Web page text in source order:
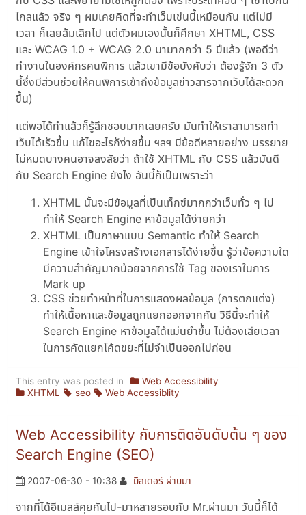
ไกลแล้ว จริง ๆ ผมเคยคิดที่จะทำเว็บเช่นนี้เหมือนกัน แต่ไม่มี
เวลา ก็เลยล้มเลิกไป แต่ตัวผมเองนั้นก็ศึกษา XHTML, CSS
และ WCAG 1.0 + WCAG 2.0 มามากกว่า 5 ปีแล้ว (พอดีว่า
ทำงานในองค์กรคนพิการ แล้วเขามีข้อบังคับว่า ต้องรู้จัก 3 ตัว
นี้ซึ่งมีส่วนช่วยให้คนพิการเข้าถึงข้อมูลข่าวสารจากเว็บได้สะดวก
ขึ้น)
แต่พอได้ทำแล้วก็รู้สึกชอบมากเลยครับ มันทำให้เราสามารถทำ
เว็บได้เร็วขึ้น แก้ไขอะไรก็ง่ายขึ้น ฯลฯ มีข้อดีหลายอย่าง บรรยาย
ไม่หมดบางคนอาจสงสัยว่า ถ้าใช้ XHTML กับ CSS แล้วมันดี
กับ Search Engine ยังไง อันนี้ก็เป็นเพราะว่า
XHTML นั้นจะมีข้อมูลที่เป็นเท็กซ์มากกว่าเว็บทั่ว ๆ ไป
ทำให้ Search Engine หาข้อมูลได้ง่ายกว่า
XHTML เป็นภาษาแบบ Semantic ทำให้ Search
Engine เข้าใจโครงสร้างเอกสารได้ง่ายขึ้น รู้ว่าข้อความใด
มีความสำคัญมากน้อยจากการใช้ Tag ของเราในการ
Mark up
CSS ช่วยทำหน้าที่ในการแสดงผลข้อมูล (การตกแต่ง)
ทำให้เนื้อหาและข้อมูลถูกแยกออกจากกัน วิธีนี้จะทำให้
Search Engine หาข้อมูลได้แม่นยำขึ้น ไม่ต้องเสียเวลา
ในการคัดแยกโค้ดขยะที่ไม่จำเป็นออกไปก่อน
This entry was posted in
Web Accessibility
XHTML
seo Web Accessiblity
Web Accessibility กับการติดอันดับต้น ๆ ของ
Search Engine (SEO)
2007-06-30 - 10:38 มิสเตอร์ ผ่านมา
จากที่ได้อีเมลล์คุยกันไป-มาหลายรอบกับ Mr.ผ่านมา วันนี้ก็ได้